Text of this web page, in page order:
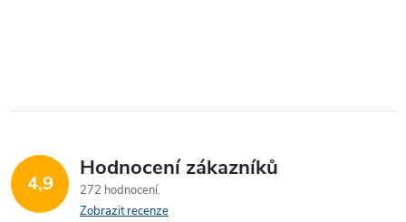
4,9
Hodnocení zákazníků
272 hodnocení
Zobrazit recenze